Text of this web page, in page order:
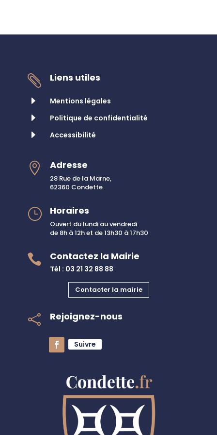

Liens utiles
E
Mentions légales
E Politique de confidentialité
E Accessibilité
 Adresse
28 Rue de la Marne,
62360 Condette
} Horaires
Ouvert du lundi au vendredi
de 8h à 12h et de 13h30 à 17h30
 Contactez la Mairie
Tél : 03 21 32 88 88
Contacter la mairie
 Rejoignez-nous
Suivre